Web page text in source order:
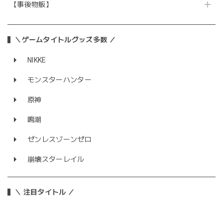
【事後物販】
＼ゲームタイトルグッズ多数 ／
NIKKE
モンスターハンター
原神
鳴潮
ゼンレスゾーンゼロ
崩壊スターレイル
＼ 注目タイトル ／